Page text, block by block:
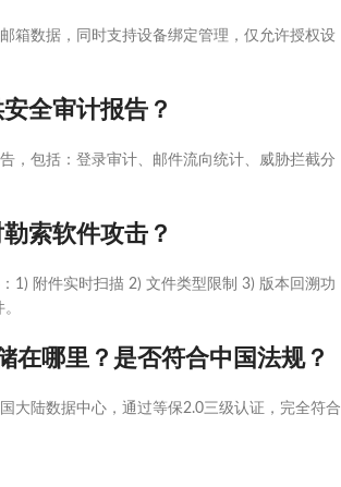
箱数据，同时支持设备绑定管理，仅允许授权设
全审计报告？
，包括：登录审计、邮件流向统计、威胁拦截分
索软件攻击？
1) 附件实时扫描 2) 文件类型限制 3) 版本回溯功
在哪里？是否符合中国法规？
大陆数据中心，通过等保2.0三级认证，完全符合